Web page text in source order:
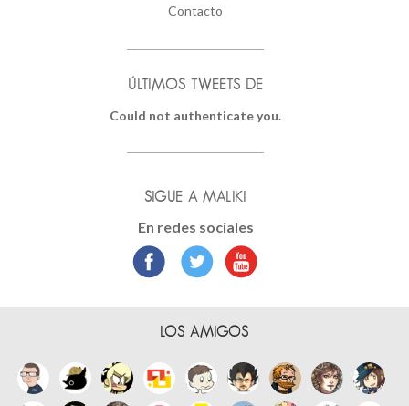
Contacto
ÚLTIMOS TWEETS DE
Could not authenticate you.
SIGUE A MALIKI
En redes sociales
LOS AMIGOS